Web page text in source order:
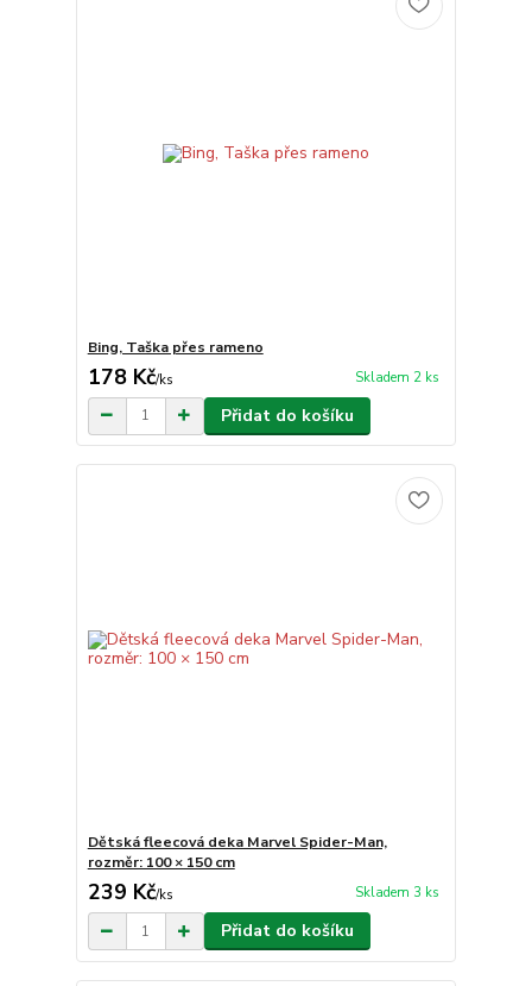
Bing, Taška přes rameno
178 Kč/ks Skladem 2 ks
Přidat do košíku
Dětská fleecová deka Marvel Spider-Man,
rozměr: 100 × 150 cm
239 Kč/ks Skladem 3 ks
Přidat do košíku